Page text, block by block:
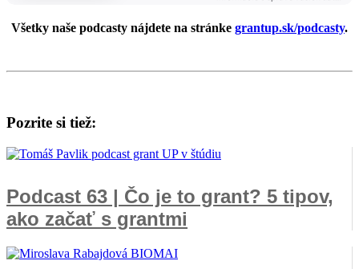
Všetky naše podcasty nájdete na stránke grantup.sk/podcasty.
Pozrite si tiež:
Podcast 63 | Čo je to grant? 5 tipov,
ako začať s grantmi